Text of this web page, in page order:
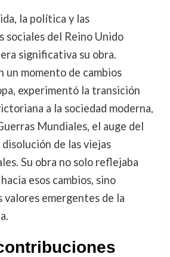
la política y las
sociales del Reino Unido
significativa su obra.
un momento de cambios
experimentó la transición
a la sociedad moderna,
Mundiales, el auge del
de las viejas
Su obra no solo reflejaba
esos cambios, sino
valores emergentes de la